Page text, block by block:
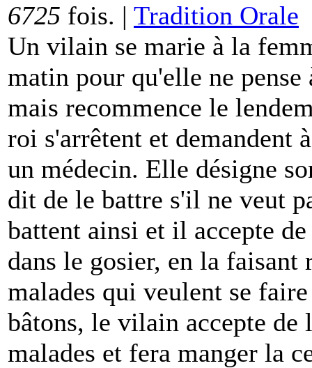
6725 fois. | Tradition Orale
Un vilain se marie à la
matin pour qu'elle ne
mais recommence le
roi s'arrêtent et demandent
un médecin. Elle désigne
dit de le battre s'il ne veut
battent ainsi et il accepte
dans le gosier, en la
malades qui veulent se
bâtons, le vilain accepte
malades et fera manger la